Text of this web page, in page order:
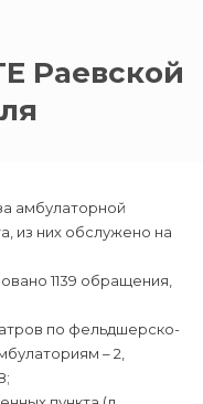
Раевской
амбулаторной
из них обслужено на
1139 обращения,
по фельдшерско-
– 2,